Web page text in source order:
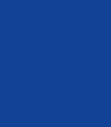
乘复康巴士